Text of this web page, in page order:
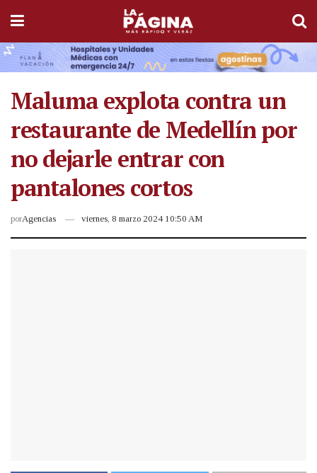
Maluma explota contra un
restaurante de Medellín por
no dejarle entrar con
pantalones cortos
porAgencias viernes, 8 marzo 2024 10:50 AM